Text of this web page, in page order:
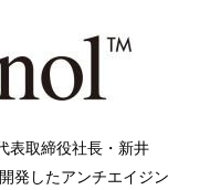
表取締役社長・新井
発したアンチエイジン